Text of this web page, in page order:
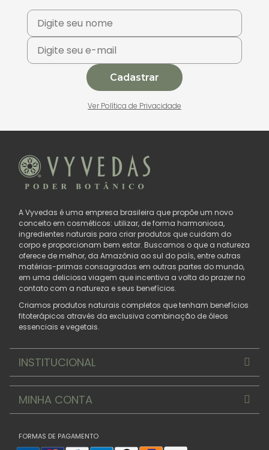
Cadastrar
Ver Política de Privacidade
A Vyvedas é uma empresa brasileira que propõe um novo
conceito em cosméticos: utilizar, de forma harmoniosa,
ingredientes naturais para criar produtos que cuidam do
corpo e proporcionam bem estar. Buscamos o que a natureza
oferece de melhor, da Amazônia ao sul do país, entre outras
matérias-primas consagradas em outras partes do mundo,
em uma deliciosa viagem que incentiva a volta do prazer no
contato com a natureza e seus benefícios.
Criamos produtos naturais completos que tenham benefícios
fitoterápicos através da exclusiva combinação de óleos
essenciais e vegetais.
INSTITUCIONAL
MINHA CONTA
FORMAS DE PAGAMENTO